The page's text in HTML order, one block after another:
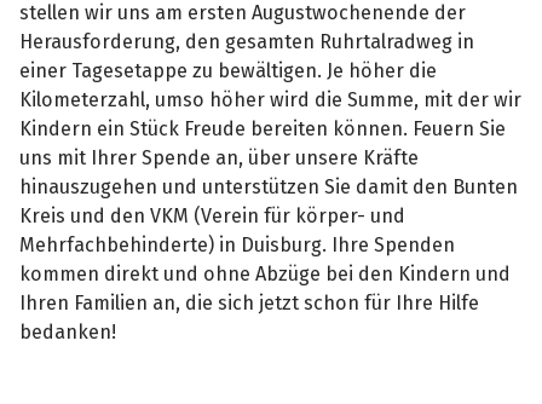
stellen wir uns am ersten Augustwochenende der
Herausforderung, den gesamten Ruhrtalradweg in
einer Tagesetappe zu bewältigen. Je höher die
Kilometerzahl, umso höher wird die Summe, mit der wir
Kindern ein Stück Freude bereiten können. Feuern Sie
uns mit Ihrer Spende an, über unsere Kräfte
hinauszugehen und unterstützen Sie damit den Bunten
Kreis und den VKM (Verein für körper- und
Mehrfachbehinderte) in Duisburg. Ihre Spenden
kommen direkt und ohne Abzüge bei den Kindern und
Ihren Familien an, die sich jetzt schon für Ihre Hilfe
bedanken!